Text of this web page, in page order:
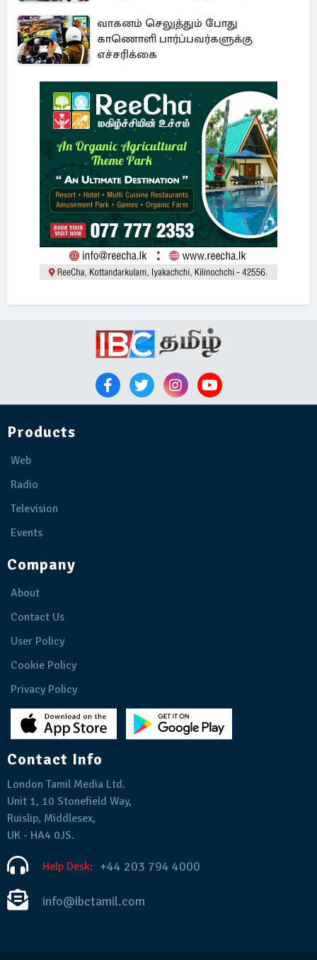
வாகனம் செலுத்தும் போது
காணொளி பார்ப்பவர்களுக்கு
எச்சரிக்கை
Products
Web
Radio
Television
Events
Company
About
Contact Us
User Policy
Cookie Policy
Privacy Policy
Contact Info
London Tamil Media Ltd.
Unit 1, 10 Stonefield Way,
Ruislip, Middlesex,
UK - HA4 0JS.
Help Desk: +44 203 794 4000
info@ibctamil.com